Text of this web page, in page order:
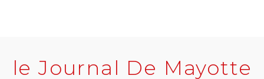
le Journal De Mayotte